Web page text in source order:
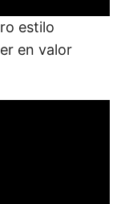
estilo
en valor